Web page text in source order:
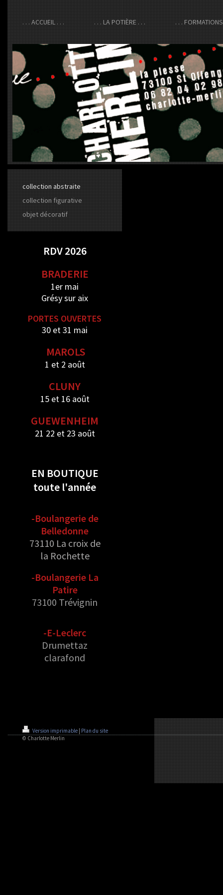
. . . ACCUEIL . . . . . . LA POTIÈRE . . . . . .
collection abstraite
collection figurative
objet décoratif
RDV 2026
BRADERIE
1er mai
Grésy sur aix
PORTES OUVERTES
30 et 31 mai
MAROLS
1 et 2 août
CLUNY
15 et 16 août
GUEWENHEIM
21 22 et 23 août
EN BOUTIQUE
toute l'année
-Boulangerie de
Belledonne
73110 La croix de
la Rochette
-Boulangerie La
Patire
73100 Trévignin
-E-Leclerc
Drumettaz
clarafond
Version imprimable Plan du site
© Charlotte Merlin